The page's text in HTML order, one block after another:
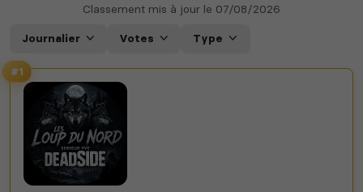
Classement mis à jour le 07/08/2026
Journalier Votes Type
#1